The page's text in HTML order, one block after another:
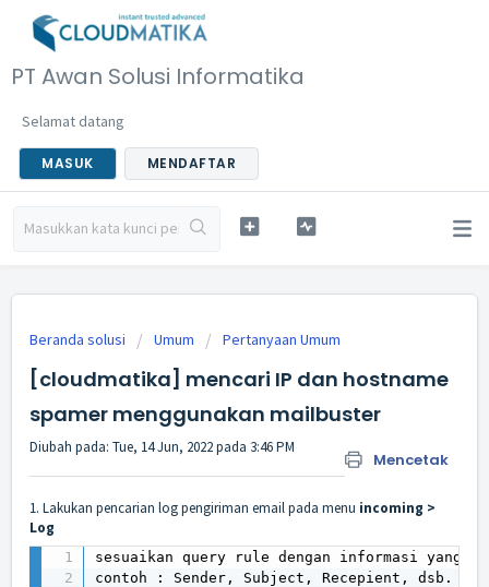
PT Awan Solusi Informatika
Selamat datang
MASUK MENDAFTAR
Beranda solusi Umum Pertanyaan Umum
[cloudmatika] mencari IP dan hostname
spamer menggunakan mailbuster
Mencetak
Diubah pada: Tue, 14 Jun, 2022 pada 3:46 PM
1. Lakukan pencarian log pengiriman email pada menu incoming >
Log
sesuaikan query rule dengan informasi yang
contoh : Sender, Subject, Recepient, dsb.